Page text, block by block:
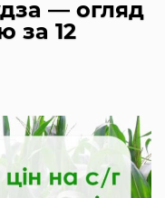
— огляд
за 12